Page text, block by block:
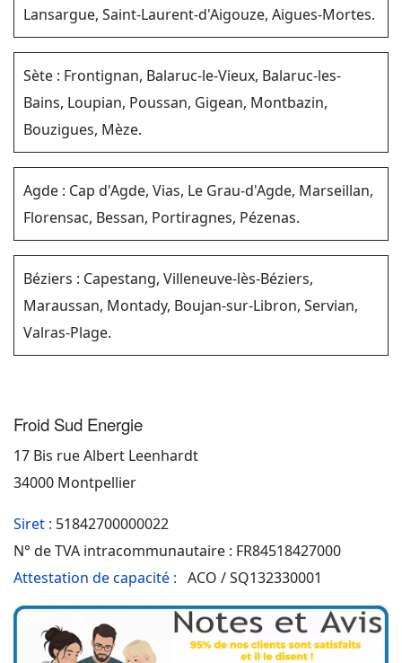
Lansargue, Saint-Laurent-d'Aigouze, Aigues-Mortes.
Sète : Frontignan, Balaruc-le-Vieux, Balaruc-les-
Bains, Loupian, Poussan, Gigean, Montbazin,
Bouzigues, Mèze.
Agde : Cap d'Agde, Vias, Le Grau-d'Agde, Marseillan,
Florensac, Bessan, Portiragnes, Pézenas.
Béziers : Capestang, Villeneuve-lès-Béziers,
Maraussan, Montady, Boujan-sur-Libron, Servian,
Valras-Plage.
Froid Sud Energie
17 Bis rue Albert Leenhardt
34000 Montpellier
Siret : 51842700000022
N° de TVA intracommunautaire : FR84518427000
Attestation de capacité : ACO / SQ132330001